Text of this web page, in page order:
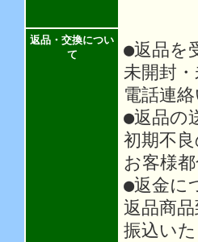
返品・交換につい
て
●返品を
未開封
電話連
●返品の
初期不
お客様
●返金に
返品商
振込い